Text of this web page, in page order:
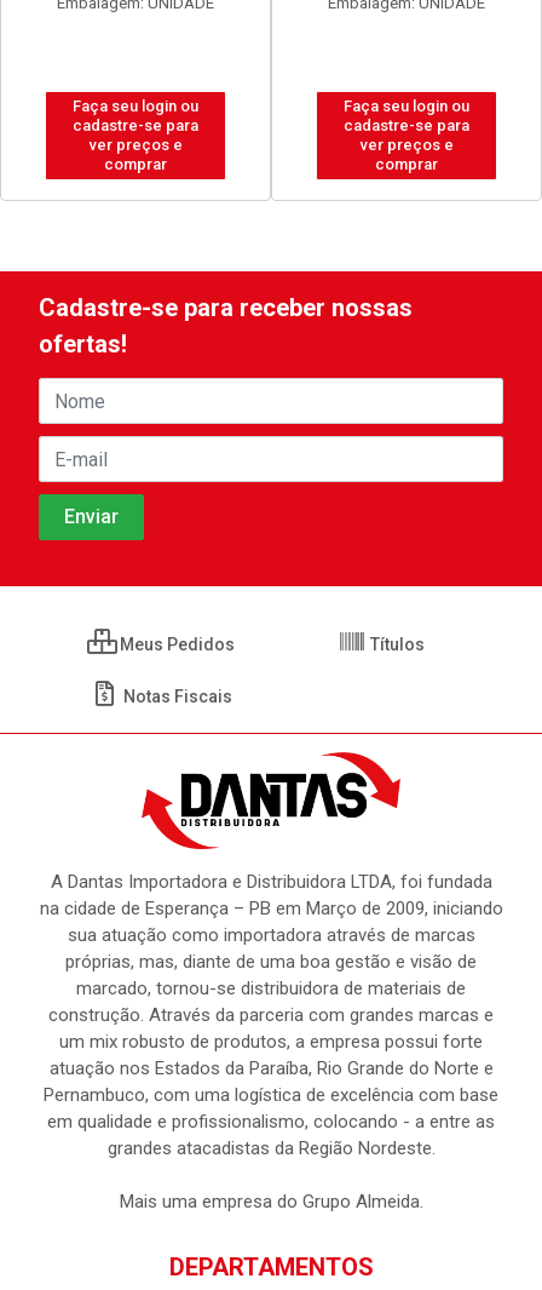
Faça seu login ou
cadastre-se para
ver preços e
comprar
Faça seu login ou
cadastre-se para
ver preços e
comprar
Cadastre-se para receber nossas
ofertas!
Meus Pedidos Títulos
Notas Fiscais
A Dantas Importadora e Distribuidora LTDA, foi fundada
na cidade de Esperança – PB em Março de 2009, iniciando
sua atuação como importadora através de marcas
próprias, mas, diante de uma boa gestão e visão de
marcado, tornou-se distribuidora de materiais de
construção. Através da parceria com grandes marcas e
um mix robusto de produtos, a empresa possui forte
atuação nos Estados da Paraíba, Rio Grande do Norte e
Pernambuco, com uma logística de excelência com base
em qualidade e profissionalismo, colocando - a entre as
grandes atacadistas da Região Nordeste.
Mais uma empresa do Grupo Almeida.
DEPARTAMENTOS